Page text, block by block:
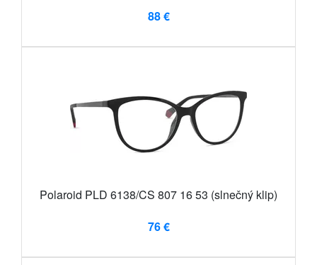
88 €
Polaroid PLD 6138/CS 807 16 53 (slnečný klip)
76 €